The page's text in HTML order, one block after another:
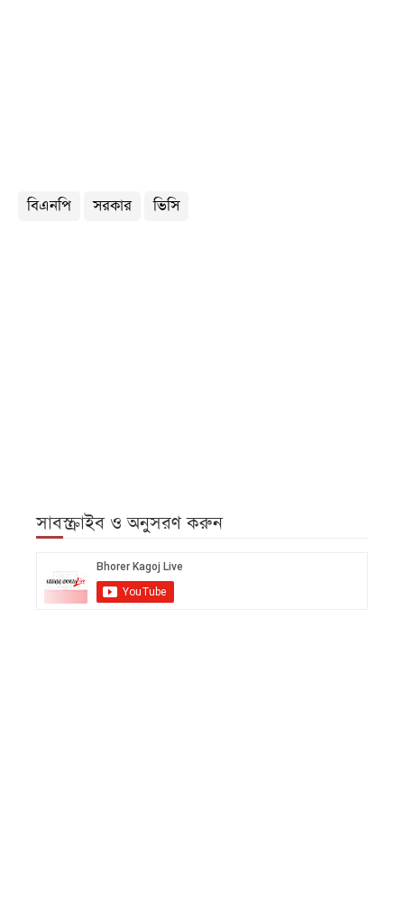
বিএনপি সরকার ভিসি
সাবস্ক্রাইব ও অনুসরণ করুন